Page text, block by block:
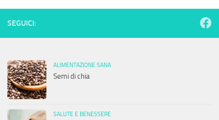
SEGUICI:
ALIMENTAZIONE SANA
Semi di chia
SALUTE E BENESSERE